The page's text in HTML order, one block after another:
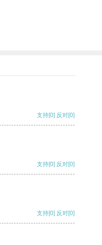
支持[0] 反对[0]
支持[0] 反对[0]
支持[0] 反对[0]